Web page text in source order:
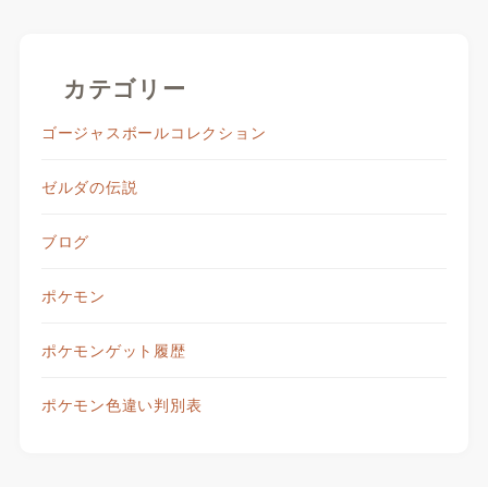
カテゴリー
ゴージャスボールコレクション
ゼルダの伝説
ブログ
ポケモン
ポケモンゲット履歴
ポケモン色違い判別表